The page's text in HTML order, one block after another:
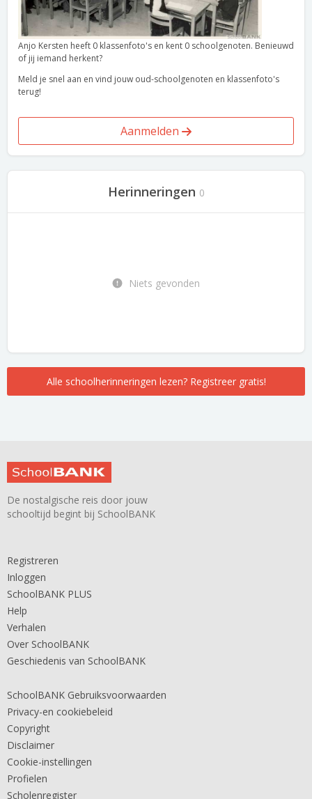
Anjo Kersten heeft 0 klassenfoto's en kent 0 schoolgenoten. Benieuwd
of jij iemand herkent?
Meld je snel aan en vind jouw oud-schoolgenoten en klassenfoto's
terug!
Aanmelden
Herinneringen 0
Niets gevonden
Alle schoolherinneringen lezen? Registreer gratis!
De nostalgische reis door jouw
schooltijd begint bij SchoolBANK
Registreren
Inloggen
SchoolBANK PLUS
Help
Verhalen
Over SchoolBANK
Geschiedenis van SchoolBANK
SchoolBANK Gebruiksvoorwaarden
Privacy-en cookiebeleid
Copyright
Disclaimer
Cookie-instellingen
Profielen
Scholenregister